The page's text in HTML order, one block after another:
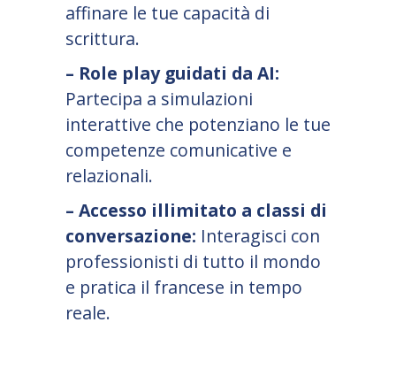
affinare le tue capacità di
scrittura.
– Role play guidati da AI:
Partecipa a simulazioni
interattive che potenziano le tue
competenze comunicative e
relazionali.
– Accesso illimitato a classi di
conversazione: Interagisci con
professionisti di tutto il mondo
e pratica il francese in tempo
reale.